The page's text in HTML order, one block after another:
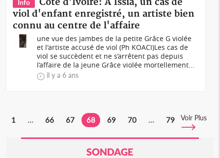
Info
viol d'enfant enregistré, un artiste bien
connu au centre de l'affaire
une vue des jambes de la petite Grâce G violée
et l'artiste accusé de viol (Ph KOACI)Les cas de
viol se succèdent et ne s’arrêtent pas depuis
l’affaire de la jeune Grâce violée mortellement...
il y a 6 ans
1 ... 66 67 68 69 70 ... 79 Voir Plus
SONDAGE